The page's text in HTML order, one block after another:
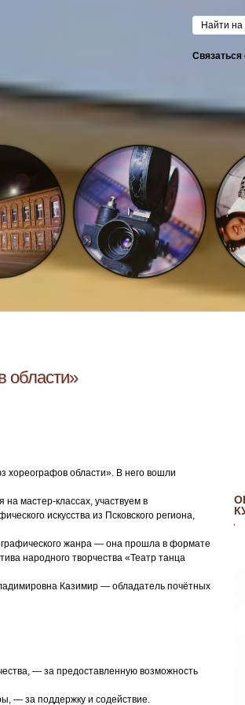
области»
хореографов области». В него вошли
мастер‑классах, участвуем в
искусства из Псковского региона,
жанра — она прошла в формате
народного творчества «Театр танца
Казимир — обладатель почётных
— за предоставленную возможность
— за поддержку и содействие.